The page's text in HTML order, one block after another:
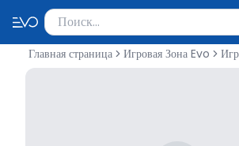
Поиск товаров
Введите минимум 2 символа для
Главная страница Игровая Зона Evo